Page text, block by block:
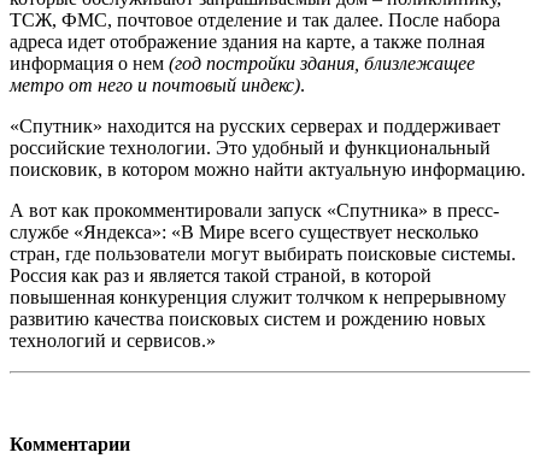
ТСЖ, ФМС, почтовое отделение и так далее. После набора
адреса идет отображение здания на карте, а также полная
информация о нем (год постройки здания, близлежащее
метро от него и почтовый индекс).
«Спутник» находится на русских серверах и поддерживает
российские технологии. Это удобный и функциональный
поисковик, в котором можно найти актуальную информацию.
А вот как прокомментировали запуск «Спутника» в пресс-
службе «Яндекса»: «В Мире всего существует несколько
стран, где пользователи могут выбирать поисковые системы.
Россия как раз и является такой страной, в которой
повышенная конкуренция служит толчком к непрерывному
развитию качества поисковых систем и рождению новых
технологий и сервисов.»
Комментарии